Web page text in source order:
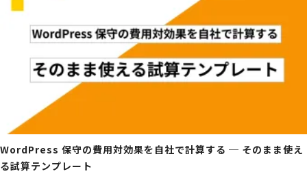
WordPress 保守の費用対効果を自社で計算する ─ そのまま使え
る試算テンプレート